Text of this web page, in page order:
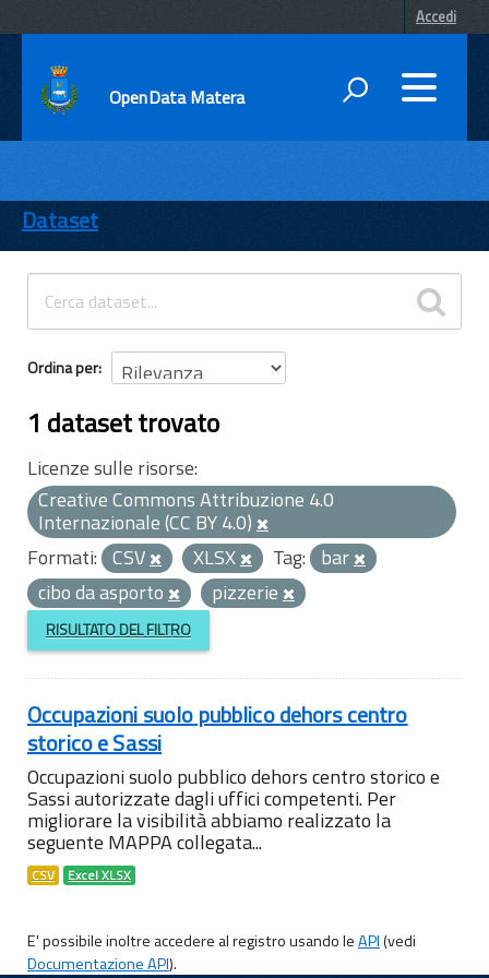
Accedi
OpenData Matera
ENTI
TEMI
INFORMAZIONI
Dataset
Ordina per
1 dataset trovato
Licenze sulle risorse:
Creative Commons Attribuzione 4.0
Internazionale (CC BY 4.0)
Formati: CSV XLSX Tag: bar
cibo da asporto
pizzerie
RISULTATO DEL FILTRO
Occupazioni suolo pubblico dehors centro
storico e Sassi
Occupazioni suolo pubblico dehors centro storico e
Sassi autorizzate dagli uffici competenti. Per
migliorare la visibilità abbiamo realizzato la
seguente MAPPA collegata...
CSV Excel XLSX
E' possibile inoltre accedere al registro usando leAPI(vedi
Documentazione API).